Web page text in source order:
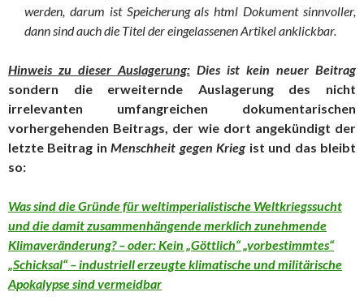
werden, darum ist Speicherung als html Dokument sinnvoller,
dann sind auch die Titel der eingelassenen Artikel anklickbar.
Hinweis zu dieser Auslagerung: Dies ist kein neuer Beitrag
sondern die erweiternde Auslagerung des nicht
irrelevanten umfangreichen dokumentarischen
vorhergehenden Beitrags, der wie dort angekündigt der
letzte Beitrag inMenschheit gegen Krieg ist und das bleibt
so:
Was sind die Gründe für weltimperialistische Weltkriegssucht
und die damit zusammenhängende merklich zunehmende
Klimaveränderung? – oder: Kein „Göttlich“ „vorbestimmtes“
„Schicksal“ – industriell erzeugte klimatische und militärische
Apokalypse sind vermeidbar